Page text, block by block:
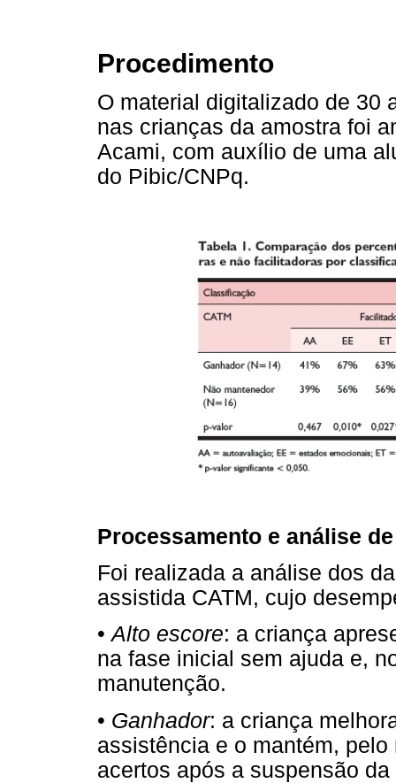
Procedimento
O material digitalizado de 30
nas crianças da amostra foi
Acami, com auxílio de uma
do Pibic/CNPq.
Processamento e análise
Foi realizada a análise dos
assistida CATM, cujo
•Alto escore: a criança
na fase inicial sem ajuda e,
manutenção.
• Ganhador: a criança
assistência e o mantém,
acertos após a suspensão